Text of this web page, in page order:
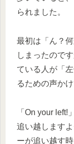
られました。
最初は「ん？
しまったので
ている人が「
るための声かけ
「On your
追い越します
ーが追い越す